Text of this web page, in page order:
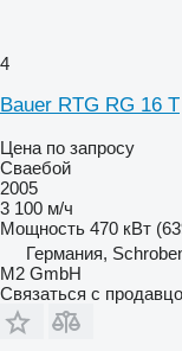
4
Bauer RTG RG 16 T
Цена по запросу
Сваебой
2005
3 100 м/ч
Мощность 470 кВт
Германия,
M2 GmbH
Связаться с